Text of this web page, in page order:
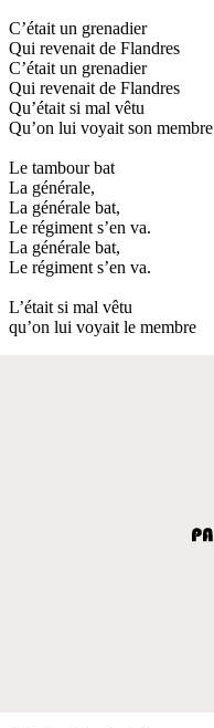
C’était un grenadier
Qui revenait de Flandres
C’était un grenadier
Qui revenait de Flandres
Qu’était si mal vêtu
Qu’on lui voyait son membre
Le tambour bat
La générale,
La générale bat,
Le régiment s’en va.
La générale bat,
Le régiment s’en va.
L’était si mal vêtu
qu’on lui voyait le membre